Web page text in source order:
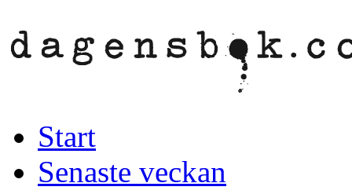
Start
Senaste veckan